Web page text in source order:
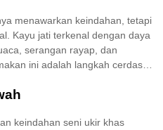
Meja makan gaya klasik ini
rumah-rumah bergaya
menawarkan keindahan, tetapi
Kayu jati terkenal dengan daya
serangan rayap, dan
ini adalah langkah cerdas
berbagai pilihan meja makan jati
keindahan seni ukir khas